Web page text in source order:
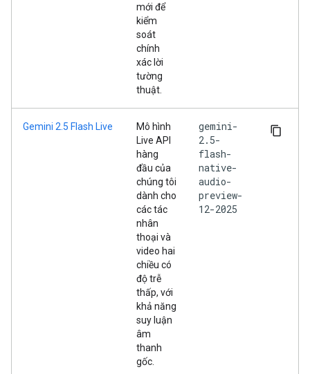
mới để
kiểm
soát
chính
xác lời
tường
thuật.
Gemini 2.5 Flash Live
Mô hình
Live API
hàng
đầu của
chúng tôi
dành cho
các tác
nhân
thoại và
video hai
chiều có
độ trễ
thấp, với
khả năng
suy luận
âm
thanh
gốc.
gemini-
2.5-
flash-
native-
audio-
preview-
12-2025